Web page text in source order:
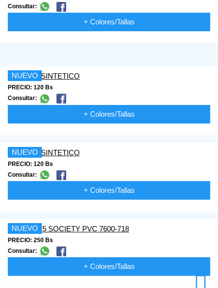
Consultar:
+ Colores/Tallas
NUEVO
PRECIO: 120 Bs
Consultar:
+ Colores/Tallas
NUEVO
PRECIO: 120 Bs
Consultar:
+ Colores/Tallas
NUEVO
PRECIO: 250 Bs
Consultar:
+ Colores/Tallas